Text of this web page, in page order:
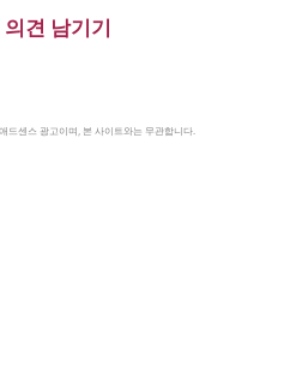
의견 남기기
드센스 광고이며, 본 사이트와는 무관합니다.